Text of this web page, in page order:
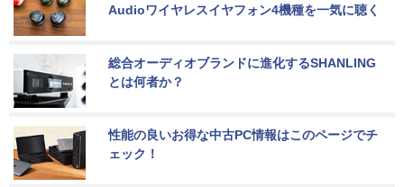
Audioワイヤレスイヤフォン4機種を一気に聴く
総合オーディオブランドに進化するSHANLING
とは何者か？
性能の良いお得な中古PC情報はこのページでチ
ェック！